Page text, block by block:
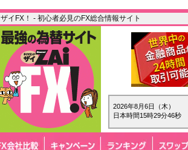
ザイFX！ - 初心者必見のFX総合情報サイト
2026年8月6日（木）
日本時間15時29分47秒